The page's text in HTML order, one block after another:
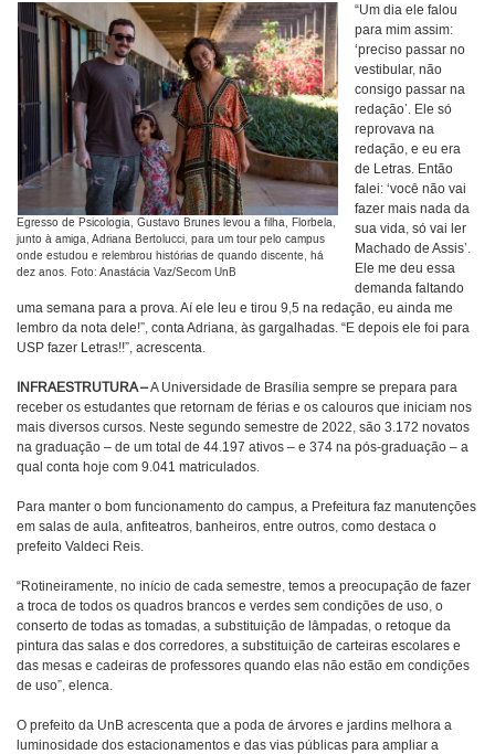
Egresso de Psicologia, Gustavo Brunes levou a filha, Florbela,
junto à amiga, Adriana Bertolucci, para um tour pelo campus
onde estudou e relembrou histórias de quando discente, há
dez anos. Foto: Anastácia Vaz/Secom UnB
“Um dia ele falou
para mim assim:
‘preciso passar no
vestibular, não
consigo passar na
redação’. Ele só
reprovava na
redação, e eu era
de Letras. Então
falei: ‘você não vai
fazer mais nada da
sua vida, só vai ler
Machado de Assis’.
Ele me deu essa
demanda faltando
uma semana para a prova. Aí ele leu e tirou 9,5 na redação, eu ainda me
lembro da nota dele!”, conta Adriana, às gargalhadas. “E depois ele foi para
USP fazer Letras!!”, acrescenta.
INFRAESTRUTURA –A Universidade de Brasília sempre se prepara para
receber os estudantes que retornam de férias e os calouros que iniciam nos
mais diversos cursos. Neste segundo semestre de 2022, são 3.172 novatos
na graduação – de um total de 44.197 ativos – e 374 na pós-graduação – a
qual conta hoje com 9.041 matriculados.
Para manter o bom funcionamento do campus, a Prefeitura faz manutenções
em salas de aula, anfiteatros, banheiros, entre outros, como destaca o
prefeito Valdeci Reis.
“Rotineiramente, no início de cada semestre, temos a preocupação de fazer
a troca de todos os quadros brancos e verdes sem condições de uso, o
conserto de todas as tomadas, a substituição de lâmpadas, o retoque da
pintura das salas e dos corredores, a substituição de carteiras escolares e
das mesas e cadeiras de professores quando elas não estão em condições
de uso”, elenca.
O prefeito da UnB acrescenta que a poda de árvores e jardins melhora a
luminosidade dos estacionamentos e das vias públicas para ampliar a